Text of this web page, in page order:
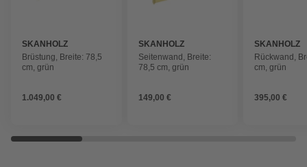
SKANHOLZ
Brüstung, Breite: 78,5
cm, grün
1.049,00 €
SKANHOLZ
Seitenwand, Breite:
78,5 cm, grün
149,00 €
SKANHOLZ
Rückwand,
cm, grün
395,00 €